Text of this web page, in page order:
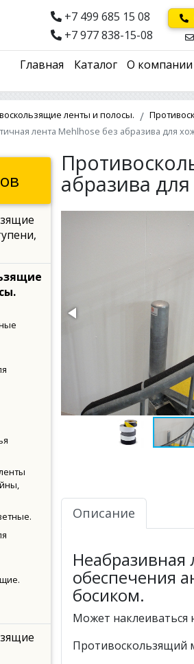
+7 499 685 15 08
+7 977 838-15-08
Главная Каталог О компании
ленты и полосы.
лента Mehlhose без абразива для
абразива
Описание
обеспечения
босиком.
Может наклеиваться
Противоскользящий